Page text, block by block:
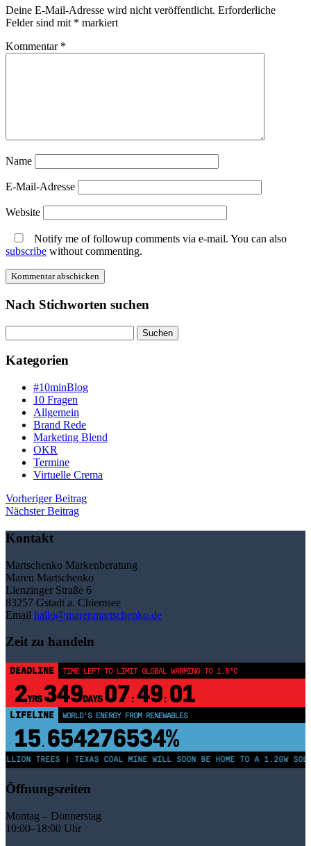
Deine E-Mail-Adresse wird nicht veröffentlicht. Erforderliche
Felder sind mit * markiert
Kommentar *
Name
E-Mail-Adresse
Website
Notify me of followup comments via e-mail. You can also
subscribe without commenting.
Nach Stichworten suchen
Kategorien
#10minBlog
10 Fragen
Allgemein
Brand Rede
Marketing Blend
OKR
Termine
Virtuelle Crema
Beitragsnavigation
Vorheriger BeitragVorheriger
Nächster BeitragNächster
Kontakt
Martschenko Markenberatung
Maren Martschenko
Lienzinger Straße 6
83257 Gstadt a. Chiemsee
Email hallo@marenmartschenko.de
Zeit zu handeln
DEADLINE TIME LEFT TO LIMIT GLOBAL WARMING TO 1.5°C
2YRS349DAYS 07: 49: 01
LIFELINE LAND PROTECTED BY INDIGENOUS PEOPLE
43,500,000km²
TREES | TEXAS COAL MINE WILL SOON BE HOME TO A 1.2GW
Öffnungszeiten
Montag – Donnerstag
10:00–18:00 Uhr